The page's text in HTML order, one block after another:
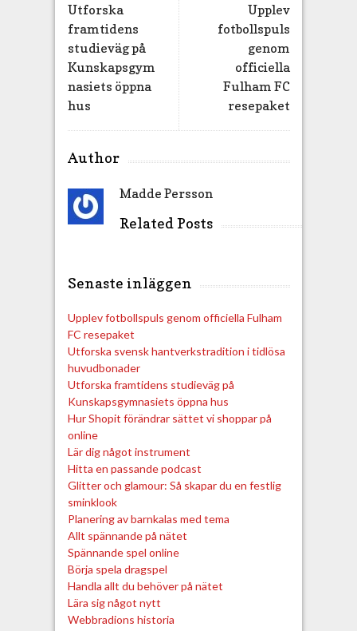
Upplev
fotbollspuls
genom
officiella
Fulham FC
resepaket
Utforska
framtidens
studieväg på
Kunskapsgym
nasiets öppna
hus
Author
Madde Persson
Related Posts
Senaste inläggen
Upplev fotbollspuls genom officiella Fulham
FC resepaket
Utforska svensk hantverkstradition i tidlösa
huvudbonader
Utforska framtidens studieväg på
Kunskapsgymnasiets öppna hus
Hur Shopit förändrar sättet vi shoppar på
online
Lär dig något instrument
Hitta en passande podcast
Glitter och glamour: Så skapar du en festlig
sminklook
Planering av barnkalas med tema
Allt spännande på nätet
Spännande spel online
Börja spela dragspel
Handla allt du behöver på nätet
Lära sig något nytt
Webbradions historia